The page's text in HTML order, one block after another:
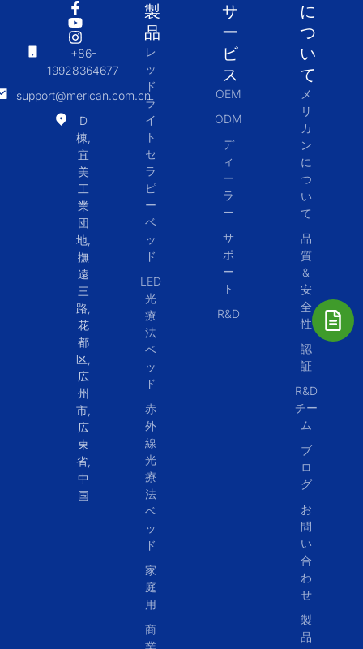
+86-
19928364677
support@merican.com.cn
D
棟,
宜
美
工
業
団
地,
撫
遠
三
路,
花
都
区,
広
州
市,
広
東
省,
中
国
製
品
レ
ッ
ド
ラ
イ
ト
セ
ラ
ピ
ー
ベ
ッ
ド
LED
光
療
法
ベ
ッ
ド
赤
外
線
光
療
法
ベ
ッ
ド
家
庭
用
商
サ
ー
ビ
ス
OEM
ODM
デ
ィ
ー
ラ
ー
サ
ポ
ー
ト
R&D
に
つ
い
て
メ
リ
カ
ン
に
つ
い
て
品
質
&
安
全
性
認
証
R&D
チー
ム
ブ
ロ
グ
お
問
い
合
わ
せ
製
品